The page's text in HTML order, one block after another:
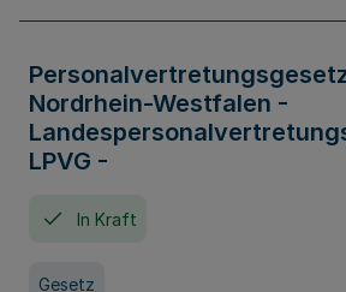
Nordrhein-Westfalen -
LPVG -
In Kraft
Gesetz